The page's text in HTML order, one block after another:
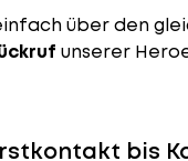
über den
unserer
bis